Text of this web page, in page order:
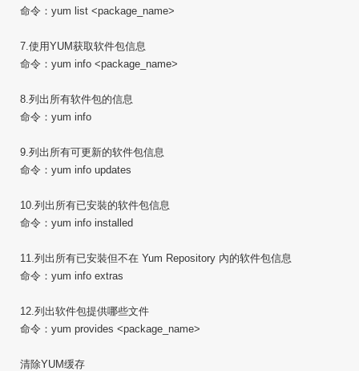
命令：yum list <package_name>
7.使用YUM获取软件包信息
命令：yum info <package_name>
8.列出所有软件包的信息
命令：yum info
9.列出所有可更新的软件包信息
命令：yum info updates
10.列出所有已安裝的软件包信息
命令：yum info installed
11.列出所有已安裝但不在 Yum Repository 內的软件包信息
命令：yum info extras
12.列出软件包提供哪些文件
命令：yum provides <package_name>
清除YUM缓存